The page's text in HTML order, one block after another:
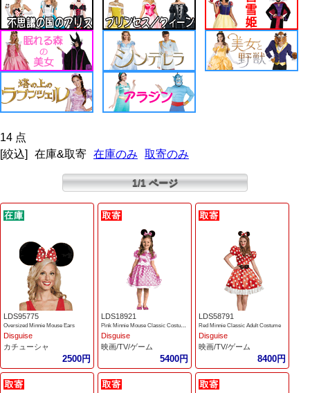
14 点
[絞込]
在庫&取寄 在庫のみ 取寄のみ
1/1 ページ
LDS95775
Oversized Minnie Mouse Ears
Disguise
カチューシャ
2500円
LDS18921
Disguise
映画/TV/ゲーム
5400円
LDS58791
Red Minnie Classic Adult Costume
Disguise
映画/TV/ゲーム
8400円